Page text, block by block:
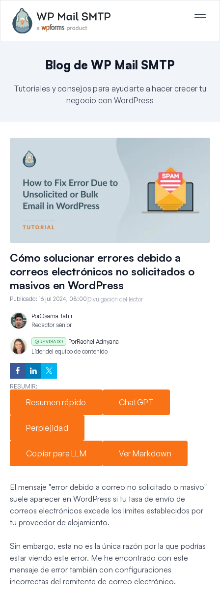
Blog de WP Mail SMTP
Tutoriales y consejos para ayudarte a hacer crecer tu
negocio con WordPress
Cómo solucionar errores debido a
correos electrónicos no solicitados o
masivos en WordPress
Publicado: 16 jul 2024, 08:00 Divulgación del lector
PorOsama Tahir
Redactor sénior
REVISADO PorRachel Adnyana
Líder del equipo de contenido
RESUMIR:
Resumen rápido ChatGPT
Perplejidad
Copiar para LLM Ver Markdown
El mensaje "error debido a correo no solicitado o masivo"
suele aparecer en WordPress si tu tasa de envío de
correos electrónicos excede los límites establecidos por
tu proveedor de alojamiento.
Sin embargo, esta no es la única razón por la que podrías
estar viendo este error. Me he encontrado con este
mensaje de error también con configuraciones
incorrectas del remitente de correo electrónico.